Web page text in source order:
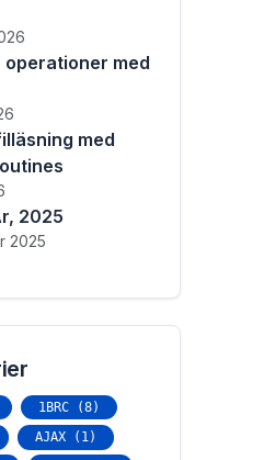
med
med
2025
2025
1BRC (8)
AJAX (1)